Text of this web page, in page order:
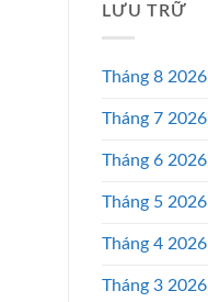
LƯU TRỮ
Tháng 8 2026
Tháng 7 2026
Tháng 6 2026
Tháng 5 2026
Tháng 4 2026
Tháng 3 2026